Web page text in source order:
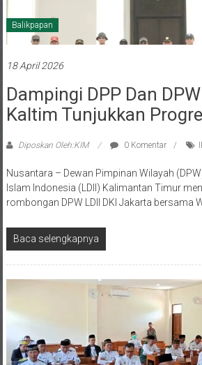
Balikpapan
18 April 2026
Dampingi DPP Dan
Kaltim Tunjukkan
Diposkan Oleh:KIM 0 Komentar
Nusantara – Dewan Pimpinan Wilayah
Islam Indonesia (LDII) Kalimantan Timur
rombongan DPW LDII DKI Jakarta bersama
Baca selengkapnya